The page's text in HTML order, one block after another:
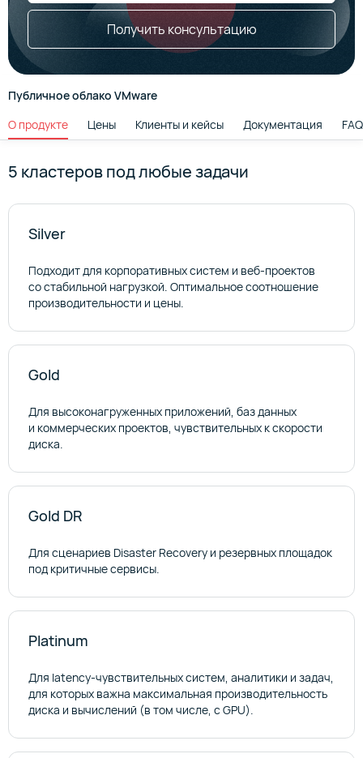
Получить консультацию
Публичное облако VMware
О продукте
Цены Клиенты и кейсы Документация FAQ
5 кластеров под любые задачи
Silver
Подходит для корпоративных систем и веб‑проектов
со стабильной нагрузкой. Оптимальное соотношение
производительности и цены.
Gold
Для высоконагруженных приложений, баз данных
и коммерческих проектов, чувствительных к скорости
диска.
Gold DR
Для сценариев Disaster Recovery и резервных площадок
под критичные сервисы.
Platinum
Для latency‑чувствительных систем, аналитики и задач,
для которых важна максимальная производительность
диска и вычислений (в том числе, с GPU).